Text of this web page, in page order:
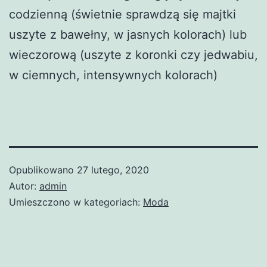
codzienną (świetnie sprawdzą się majtki
uszyte z bawełny, w jasnych kolorach) lub
wieczorową (uszyte z koronki czy jedwabiu,
w ciemnych, intensywnych kolorach)
Opublikowano 27 lutego, 2020
Autor: admin
Umieszczono w kategoriach: Moda